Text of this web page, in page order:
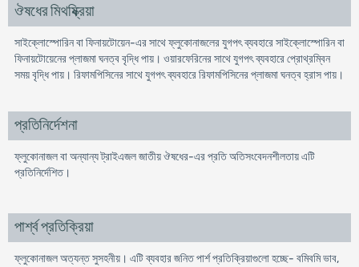
ঔষধের মিথষ্ক্রিয়া
সাইক্লোস্পোরিন বা ফিনায়টোয়েন-এর সাথে ফ্লুকোনাজলের যুগপৎ ব্যবহারে সাইক্লোস্পোরিন বা
ফিনায়টোয়েনের প্লাজমা ঘনত্ব বৃদ্ধি পায়। ওয়ারফেরিনের সাথে যুগপৎ ব্যবহারে প্রোথ্রম্বিন
সময় বৃদ্ধি পায়। রিফামপিসিনের সাথে যুগপৎ ব্যবহারে রিফামপিসিনের প্লাজমা ঘনত্ব হ্রাস পায়।
প্রতিনির্দেশনা
ফ্লুকোনাজল বা অন্যান্য ট্রাইএজল জাতীয় ঔষধের-এর প্রতি অতিসংবেদনশীলতায় এটি
প্রতিনির্দেশিত।
পার্শ্ব প্রতিক্রিয়া
ফ্লুকোনাজল অত্যন্ত সুসহনীয়। এটি ব্যবহার জনিত পার্শ প্রতিক্রিয়াগুলো হচ্ছে- বমিবমি ভাব,